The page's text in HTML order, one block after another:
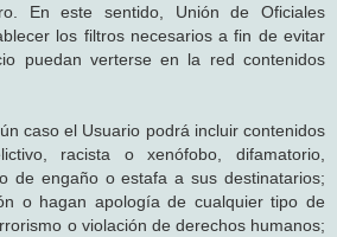
En este sentido, Unión de Oficiales
los filtros necesarios a fin de evitar
puedan verterse en la red contenidos
caso el Usuario podrá incluir contenidos
racista o xenófobo, difamatorio,
de engaño o estafa a sus destinatarios;
o hagan apología de cualquier tipo de
o violación de derechos humanos;